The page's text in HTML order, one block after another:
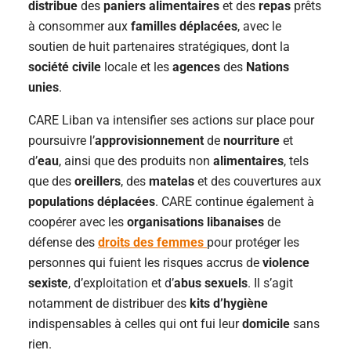
distribue des paniers alimentaires et des repas prêts
à consommer aux familles déplacées, avec le
soutien de huit partenaires stratégiques, dont la
société civile locale et les agences des Nations
unies.
CARE Liban va intensifier ses actions sur place pour
poursuivre l’approvisionnement de nourriture et
d’eau, ainsi que des produits non alimentaires, tels
que des oreillers, des matelas et des couvertures aux
populations déplacées. CARE continue également à
coopérer avec les organisations libanaises de
défense des droits des femmes pour protéger les
personnes qui fuient les risques accrus de violence
sexiste, d’exploitation et d’abus sexuels. Il s’agit
notamment de distribuer des kits d’hygiène
indispensables à celles qui ont fui leurdomicile sans
rien.